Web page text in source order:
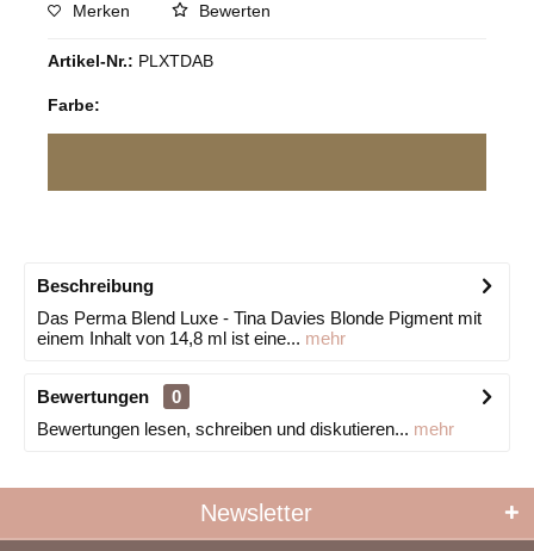
Merken Bewerten
Artikel-Nr.: PLXTDAB
Farbe:
Beschreibung
Das Perma Blend Luxe - Tina Davies Blonde Pigment mit
einem Inhalt von 14,8 ml ist eine... mehr
Bewertungen
0
Bewertungen lesen, schreiben und diskutieren... mehr
Newsletter